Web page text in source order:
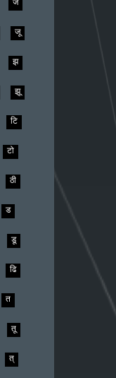
ज
जू
झ
झू
टि
टो
ठी
ड
डू
ढि
त
तू
त्